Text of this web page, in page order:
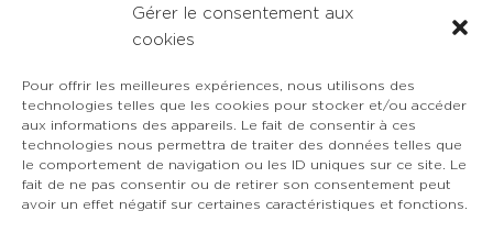
Gérer le consentement aux
cookies
Pour offrir les meilleures expériences, nous utilisons des
technologies telles que les cookies pour stocker et/ou accéder
aux informations des appareils. Le fait de consentir à ces
technologies nous permettra de traiter des données telles que
le comportement de navigation ou les ID uniques sur ce site. Le
fait de ne pas consentir ou de retirer son consentement peut
avoir un effet négatif sur certaines caractéristiques et fonctions.
Les adhérents du SYNCASS-CFDT
sont automatiquement inscrits.